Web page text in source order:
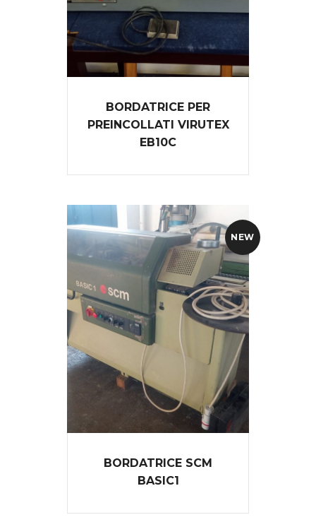
BORDATRICE PER
PREINCOLLATI VIRUTEX
EB10C
NEW
BORDATRICE SCM
BASIC1